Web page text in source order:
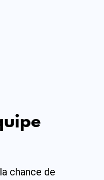
chance de